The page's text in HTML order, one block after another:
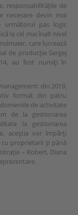
responsabilitățile de
necesare devin mai
următorul pas logic
la cel mai înalt nivel
care lucrează
de producție Sergej
au fost numiți în
din 2019,
format din patru
de activitate
de la gestionarea
la gestionarea
aceștia vor împărți
proprietarii și până
– Robert, Diana